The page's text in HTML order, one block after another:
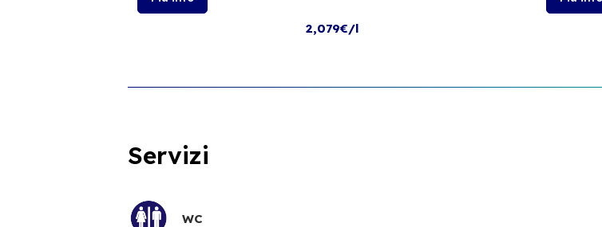
2,079€/l
Servizi
WC